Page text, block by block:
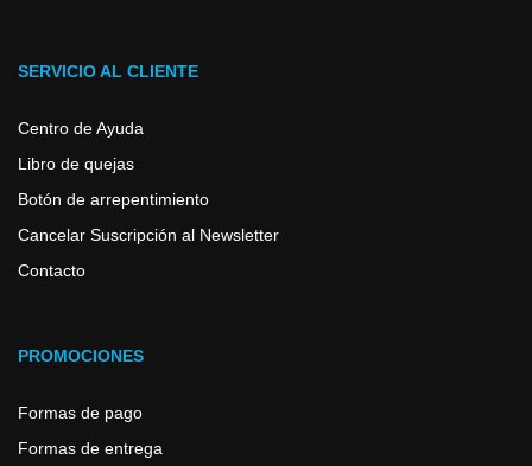
SERVICIO AL CLIENTE
Centro de Ayuda
Libro de quejas
Botón de arrepentimiento
Cancelar Suscripción al Newsletter
Contacto
PROMOCIONES
Formas de pago
Formas de entrega